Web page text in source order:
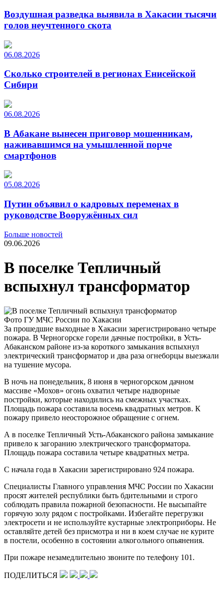
Воздушная разведка выявила в Хакасии тысячи
голов неучтенного скота
06.08.2026
Сколько строителей в регионах Енисейской
Сибири
06.08.2026
В Абакане вынесен приговор мошенникам,
наживавшимся на умышленной порче
смартфонов
05.08.2026
Путин объявил о кадровых переменах в
руководстве Вооружённых сил
Больше новостей
09.06.2026
В поселке Тепличный
вспыхнул трансформатор
Фото ГУ МЧС России по Хакасии
За прошедшие выходные в Хакасии зарегистрировано четыре
пожара. В Черногорске горели дачные постройки, в Усть-
Абаканском районе из-за короткого замыкания вспыхнул
электрический трансформатор и два раза огнеборцы выезжали
на тушение мусора.
В ночь на понедельник, 8 июня в черногорском дачном
массиве «Мохов» огонь охватил четыре надворные
постройки, которые находились на смежных участках.
Площадь пожара составила восемь квадратных метров. К
пожару привело неосторожное обращение с огнем.
А в поселке Тепличный Усть-Абаканского района замыкание
привело к загоранию электрического трансформатора.
Площадь пожара составила четыре квадратных метра.
С начала года в Хакасии зарегистрировано 924 пожара.
Специалисты Главного управления МЧС России по Хакасии
просят жителей республики быть бдительными и строго
соблюдать правила пожарной безопасности. Не высыпайте
горячую золу рядом с постройками. Избегайте перегрузки
электросети и не используйте кустарные электроприборы. Не
оставляйте детей без присмотра и ни в коем случае не курите
в постели, особенно в состоянии алкогольного опьянения.
При пожаре незамедлительно звоните по телефону 101.
ПОДЕЛИТЬСЯ